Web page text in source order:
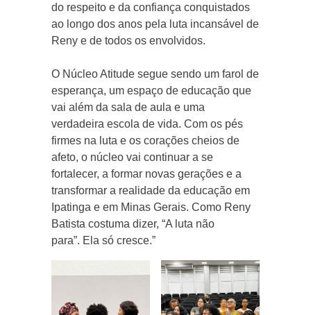
do respeito e da confiança conquistados
ao longo dos anos pela luta incansável de
Reny e de todos os envolvidos.
O Núcleo Atitude segue sendo um farol de
esperança, um espaço de educação que
vai além da sala de aula e uma
verdadeira escola de vida. Com os pés
firmes na luta e os corações cheios de
afeto, o núcleo vai continuar a se
fortalecer, a formar novas gerações e a
transformar a realidade da educação em
Ipatinga e em Minas Gerais. Como Reny
Batista costuma dizer, “A luta não
para”. Ela só cresce.”